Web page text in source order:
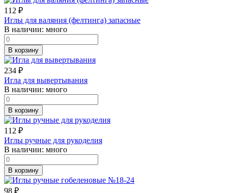
112 ₽
Иглы для валяния (фелтинга) запасные
В наличии: много
В корзину
234 ₽
Игла для вывертывания
В наличии: много
В корзину
112 ₽
Иглы ручные для рукоделия
В наличии: много
В корзину
98 ₽